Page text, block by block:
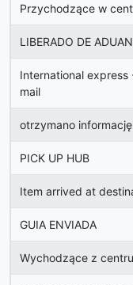
Przychodzące w
LIBERADO DE
International
mail
otrzymano informację
PICK UP HUB
Item arrived at
GUIA ENVIADA
Wychodzące z